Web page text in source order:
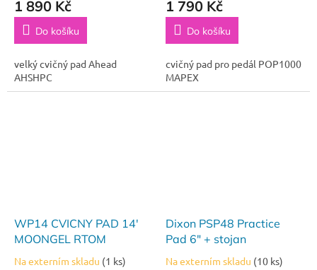
1 890 Kč
Do košíku
velký cvičný pad Ahead
AHSHPC
1 790 Kč
Do košíku
cvičný pad pro pedál POP1000
MAPEX
WP14 CVICNY PAD 14'
MOONGEL RTOM
Na externím skladu (1 ks)
Dixon PSP48 Practice
Pad 6" + stojan
Na externím skladu (10 ks)